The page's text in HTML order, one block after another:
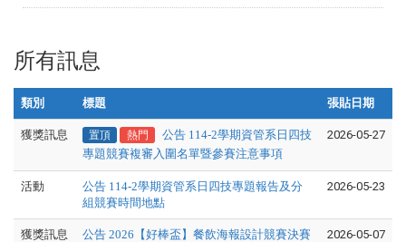
所有訊息
類別 標題 張貼日期
獲獎訊息 置頂 熱門
公告 114-2學期資管系日四技
專題競賽複審入圍名單暨參賽注意事項
2026-05-27
活動
公告 114-2學期資管系日四技專題報告及分
組競賽時間地點
2026-05-23
獲獎訊息
公告 2026【好棒盃】餐飲海報設計競賽決賽
2026-05-07